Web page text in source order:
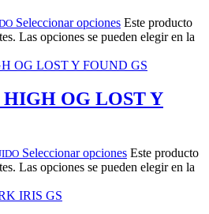
Seleccionar opciones Este producto
Las opciones se pueden elegir en la
HIGH OG LOST Y
Seleccionar opciones Este producto
Las opciones se pueden elegir en la